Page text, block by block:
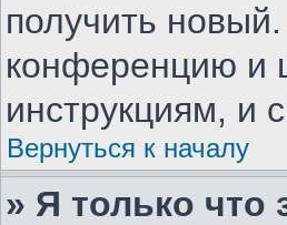
получить
конференцию и
инструкциям, и
Вернуться к началу
» Я только что